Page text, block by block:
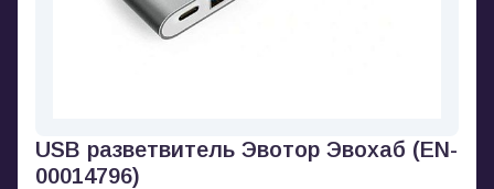
USB разветвитель Эвотор Эвохаб (EN-
00014796)